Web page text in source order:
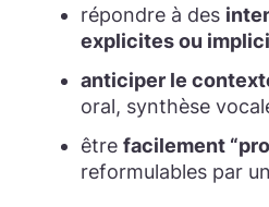
répondre à des
explicites ou
anticiper le
oral, synthèse
être facilement
reformulables par